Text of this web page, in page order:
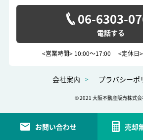
お問い合わせ 売却
06-6303-
<営業時間> 10:00～17:00 <定休日
会社案内 プラバシーポ
© 2021 大阪不動産販売株式